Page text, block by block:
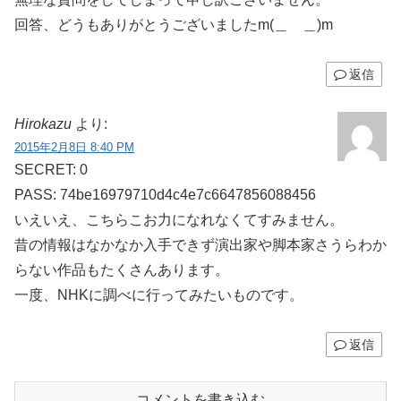
回答、どうもありがとうございましたm(＿ ＿)m
返信
Hirokazu より:
2015年2月8日 8:40 PM
SECRET: 0
PASS: 74be16979710d4c4e7c6647856088456
いえいえ、こちらこお力になれなくてすみません。
昔の情報はなかなか入手できず演出家や脚本家さうらわか
らない作品もたくさんあります。
一度、NHKに調べに行ってみたいものです。
返信